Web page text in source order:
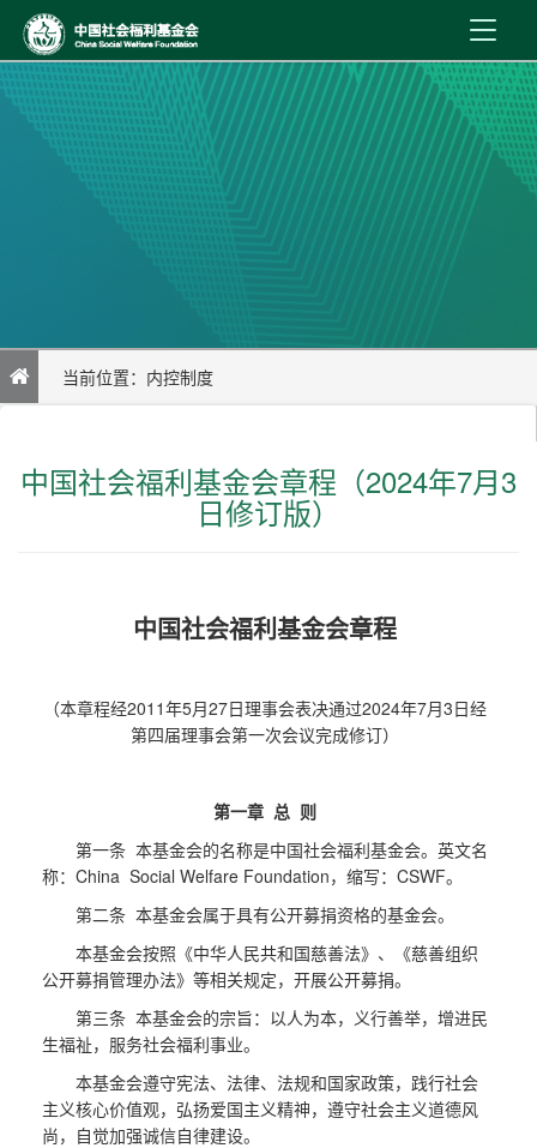
首 页
新闻资讯
机构介绍
当前位置： 内控制度
中国社会福利基金会章程（2024年7月3
日修订版）
中国社会福利基金会章程
（本章程经2011年5月27日理事会表决通过2024年7月3日经
第四届理事会第一次会议完成修订）
第一章 总 则
第一条 本基金会的名称是中国社会福利基金会。英文名
称：China Social Welfare Foundation，缩写：CSWF。
第二条 本基金会属于具有公开募捐资格的基金会。
本基金会按照《中华人民共和国慈善法》、《慈善组织
公开募捐管理办法》等相关规定，开展公开募捐。
第三条 本基金会的宗旨：以人为本，义行善举，增进民
生福祉，服务社会福利事业。
本基金会遵守宪法、法律、法规和国家政策，践行社会
主义核心价值观，弘扬爱国主义精神，遵守社会主义道德风
尚，自觉加强诚信自律建设。